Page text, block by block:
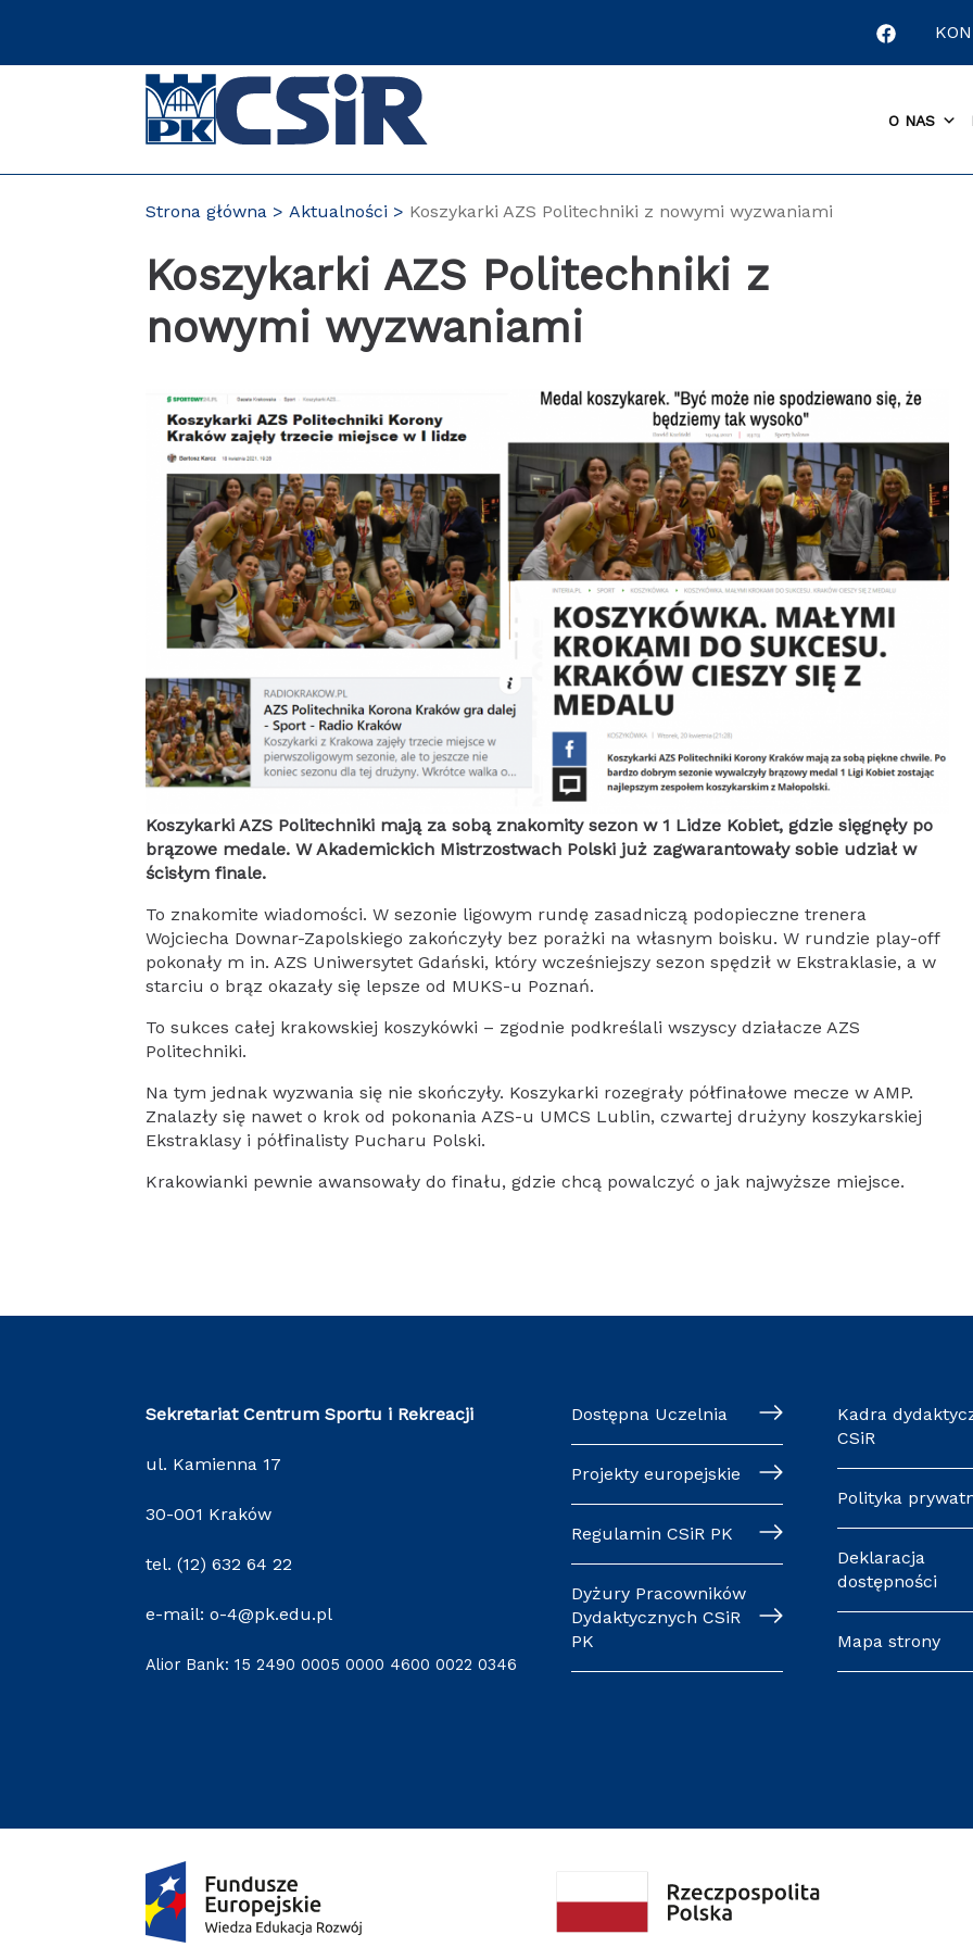
O NAS
Strona główna Aktualności Koszykarki AZS Politechniki z nowymi wyzwaniami
Koszykarki AZS Politechniki z
nowymi wyzwaniami
Koszykarki AZS Politechniki mają za sobą znakomity sezon w 1 Lidze Kobiet, gdzie sięgnęły po
brązowe medale. W Akademickich Mistrzostwach Polski już zagwarantowały sobie udział w
ścisłym finale.
To znakomite wiadomości. W sezonie ligowym rundę zasadniczą podopieczne trenera
Wojciecha Downar-Zapolskiego zakończyły bez porażki na własnym boisku. W rundzie play-off
pokonały m in. AZS Uniwersytet Gdański, który wcześniejszy sezon spędził w Ekstraklasie, a w
starciu o brąz okazały się lepsze od MUKS-u Poznań.
To sukces całej krakowskiej koszykówki – zgodnie podkreślali wszyscy działacze AZS
Politechniki.
Na tym jednak wyzwania się nie skończyły. Koszykarki rozegrały półfinałowe mecze w AMP.
Znalazły się nawet o krok od pokonania AZS-u UMCS Lublin, czwartej drużyny koszykarskiej
Ekstraklasy i półfinalisty Pucharu Polski.
Krakowianki pewnie awansowały do finału, gdzie chcą powalczyć o jak najwyższe miejsce.
Sekretariat Centrum Sportu i Rekreacji
ul. Kamienna 17
30-001 Kraków
tel. (12) 632 64 22
e-mail: o-4@pk.edu.pl
Alior Bank: 15 2490 0005 0000 4600 0022 0346
Dostępna Uczelnia
Projekty europejskie
Regulamin CSiR PK
Dyżury Pracowników
Dydaktycznych CSiR
PK
Kadra
CSiR
Polityka
Deklaracja
dostępności
Mapa strony